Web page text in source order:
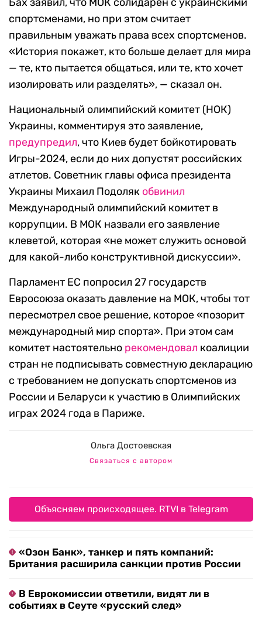
спортсменами, но при этом считает
правильным уважать права всех спортсменов.
«История покажет, кто больше делает для мира
— те, кто пытается общаться, или те, кто хочет
изолировать или разделять», — сказал он.
Национальный олимпийский комитет (НОК)
Украины, комментируя это заявление,
предупредил, что Киев будет бойкотировать
Игры-2024, если до них допустят российских
атлетов. Советник главы офиса президента
Украины Михаил Подоляк обвинил
Международный олимпийский комитет в
коррупции. В МОК назвали его заявление
клеветой, которая «не может служить основой
для какой-либо конструктивной дискуссии».
Парламент ЕС попросил 27 государств
Евросоюза оказать давление на МОК, чтобы тот
пересмотрел свое решение, которое «позорит
международный мир спорта». При этом сам
комитет настоятельно рекомендовал коалиции
стран не подписывать совместную декларацию
с требованием не допускать спортсменов из
России и Беларуси к участию в Олимпийских
играх 2024 года в Париже.
Ольга Достоевская
Связаться с автором
Объясняем происходящее. RTVI в Telegram
«Озон Банк», танкер и пять компаний:
Британия расширила санкции против России
В Еврокомиссии ответили, видят ли в
событиях в Сеуте «русский след»